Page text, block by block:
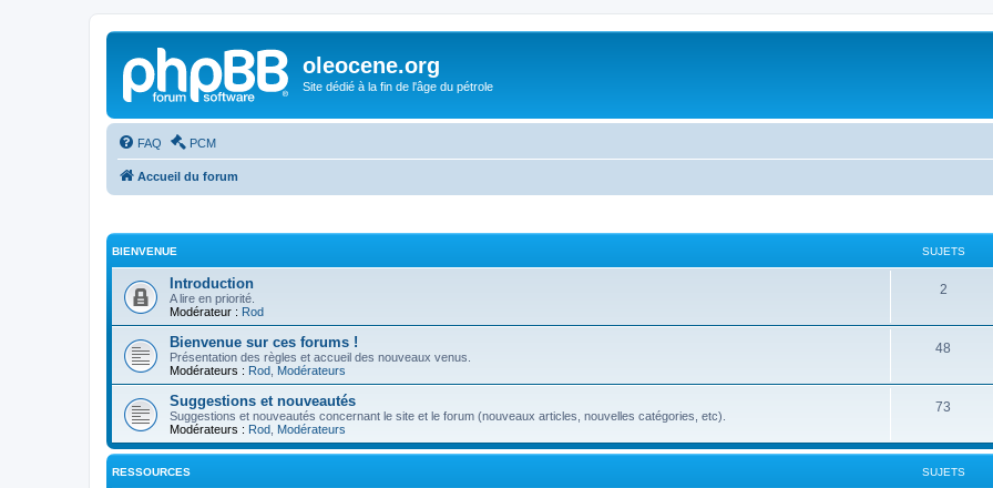
oleocene.org
Site dédié à la fin de l'âge du pétrole
FAQ PCM
Accueil du forum
BIENVENUE SUJETS
Introduction
A lire en priorité.
Modérateur : Rod
2
Bienvenue sur ces forums !
Présentation des règles et accueil des nouveaux venus.
Modérateurs : Rod Modérateurs
48
Suggestions et nouveautés
Suggestions et nouveautés concernant le site et le forum (nouveaux articles, nouvelles catégories, etc).
Modérateurs : Rod Modérateurs
73
RESSOURCES SUJETS